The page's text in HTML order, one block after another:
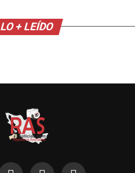
LO + LEÍDO